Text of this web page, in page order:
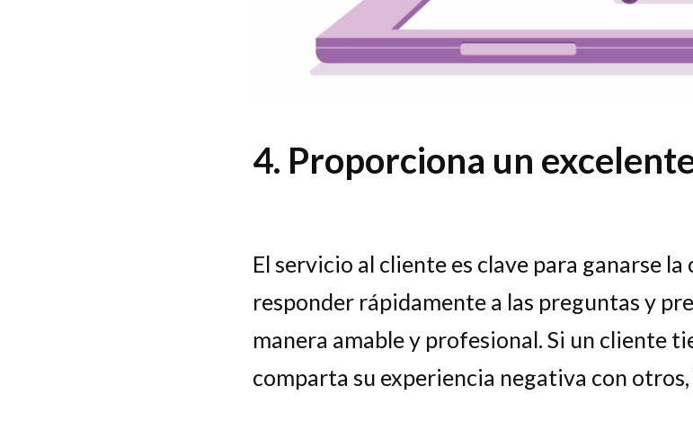
4. Proporciona un
El servicio al cliente es clave para ganarse
responder rápidamente a las preguntas y
manera amable y profesional. Si un cliente
comparta su experiencia negativa con